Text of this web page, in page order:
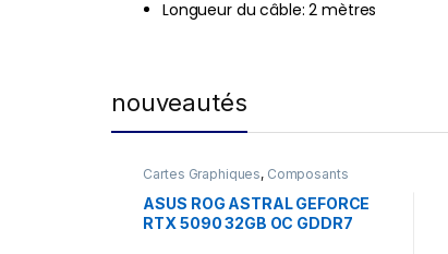
Longueur du câble: 2 mètres
nouveautés
Cartes Graphiques, Composants
NVIDIA
ASUS ROG ASTRAL GEFORCE
RTX 5090 32GB OC GDDR7